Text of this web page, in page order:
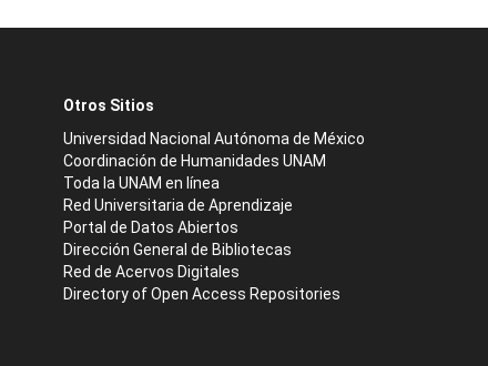
Otros Sitios
Universidad Nacional Autónoma de México
Coordinación de Humanidades UNAM
Toda la UNAM en línea
Red Universitaria de Aprendizaje
Portal de Datos Abiertos
Dirección General de Bibliotecas
Red de Acervos Digitales
Directory of Open Access Repositories